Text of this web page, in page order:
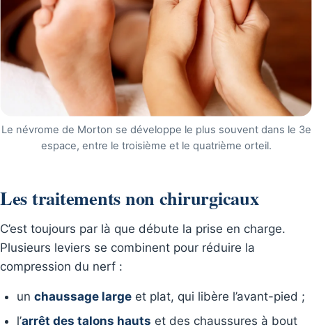
Le névrome de Morton se développe le plus souvent dans le 3e
espace, entre le troisième et le quatrième orteil.
Les traitements non chirurgicaux
C’est toujours par là que débute la prise en charge.
Plusieurs leviers se combinent pour réduire la
compression du nerf :
un chaussage largeet plat, qui libère l’avant-pied ;
l’arrêt des talons hauts et des chaussures à bout